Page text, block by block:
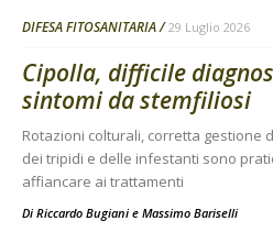
DIFESA FITOSANITARIA 29 Luglio 2026
Cipolla, difficile
sintomi da stemfiliosi
Rotazioni colturali, corretta gestione
dei tripidi e delle infestanti sono
affiancare ai trattamenti
Di Riccardo Bugiani e Massimo Bariselli